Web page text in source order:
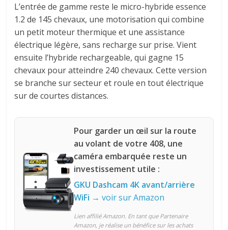
L’entrée de gamme reste le micro-hybride essence
1.2 de 145 chevaux, une motorisation qui combine
un petit moteur thermique et une assistance
électrique légère, sans recharge sur prise. Vient
ensuite l’hybride rechargeable, qui gagne 15
chevaux pour atteindre 240 chevaux. Cette version
se branche sur secteur et roule en tout électrique
sur de courtes distances.
Pour garder un œil sur la route
au volant de votre 408, une
caméra embarquée reste un
investissement utile :
GKU Dashcam 4K avant/arrière
WiFi → voir sur Amazon
Lien affilié Amazon. En tant que Partenaire
Amazon, je réalise un bénéfice sur les achats